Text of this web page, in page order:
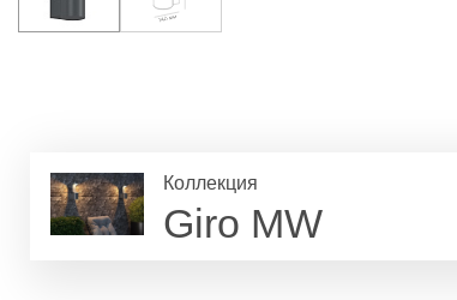
Коллекция
Giro MW